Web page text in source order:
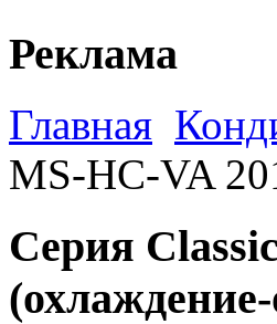
Реклама
Главная
MS-HC-VA
Серия